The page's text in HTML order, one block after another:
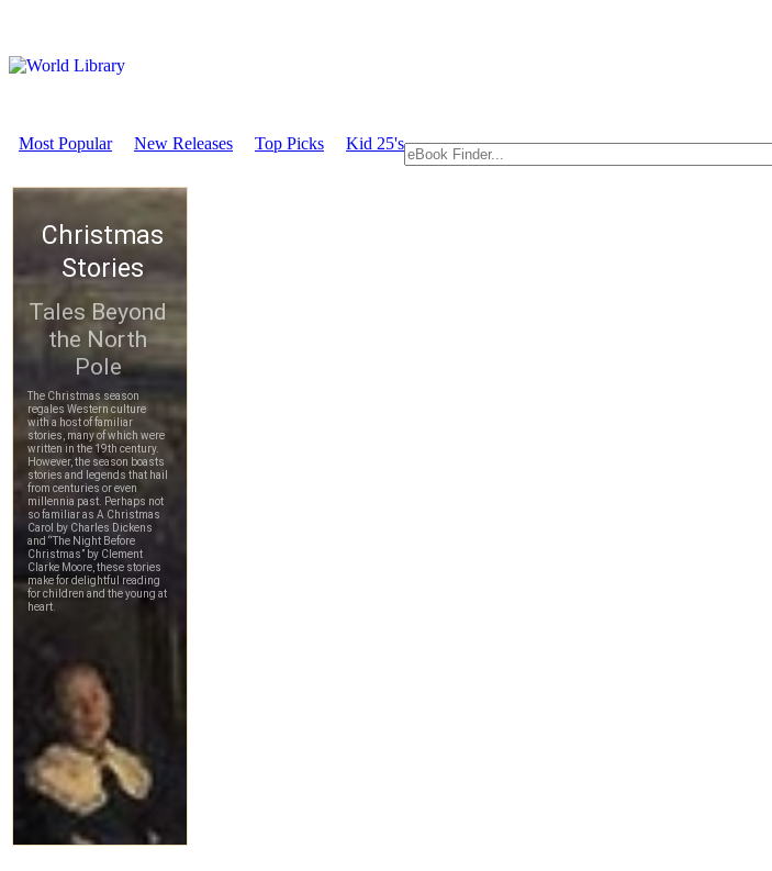
Most Popular New Releases Top Picks Kid 25's